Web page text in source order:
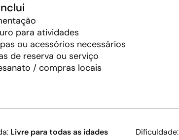
para atividades
ou acessórios necessários
de reserva ou serviço
/ compras locais
Livre para todas as idades Dificuldade: